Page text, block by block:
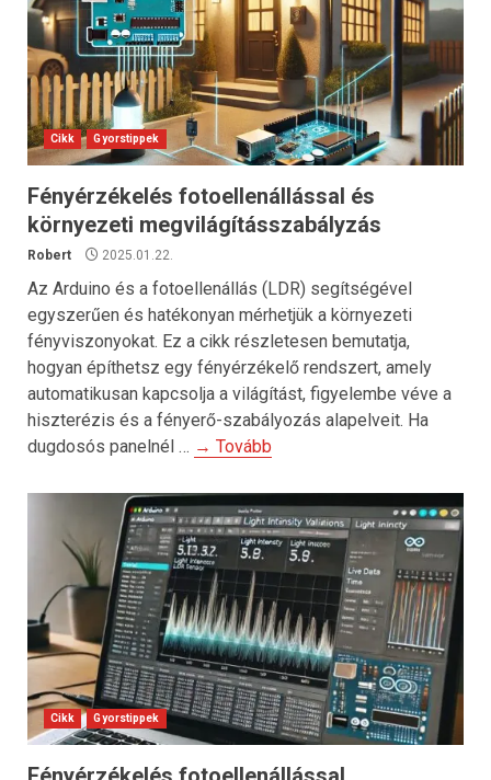
Cikk Gyorstippek
Fényérzékelés fotoellenállással és
környezeti megvilágításszabályzás
Robert 2025.01.22.
Az Arduino és a fotoellenállás (LDR) segítségével
egyszerűen és hatékonyan mérhetjük a környezeti
fényviszonyokat. Ez a cikk részletesen bemutatja,
hogyan építhetsz egy fényérzékelő rendszert, amely
automatikusan kapcsolja a világítást, figyelembe véve a
hiszterézis és a fényerő-szabályozás alapelveit. Ha
dugdosós panelnél … → Tovább
Cikk Gyorstippek